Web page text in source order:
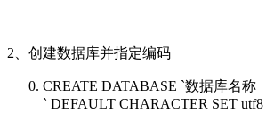
2、创建数据库并指定编码
CREATE DATABASE `数据库名称
` DEFAULT CHARACTER SET utf8